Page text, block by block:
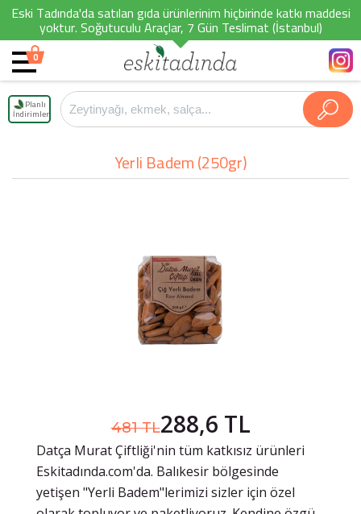
Eski Tadında'da satılan gıda ürünlerinim hiçbirinde katkı maddesi
yoktur. Soğutuculu Araçlar, 7 Gün Teslimat (İstanbul)
0
Planlı
İndirimler
Yerli Badem (250gr)
481 TL288,6 TL
Datça Murat Çiftliği'nin tüm katkısız ürünleri
Eskitadında.com'da. Balıkesir bölgesinde
yetişen "Yerli Badem"lerimizi sizler için özel